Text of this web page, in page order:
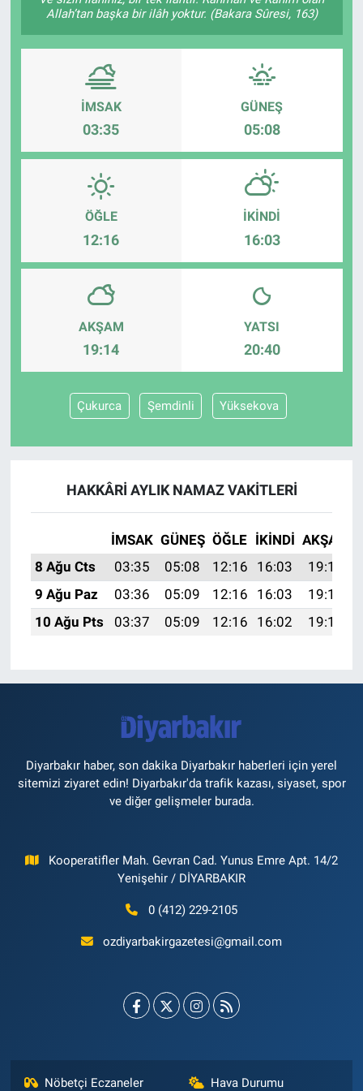
Allah’tan başka bir ilâh yoktur. (Bakara Sûresi, 163)
İMSAK
03:35
GÜNEŞ
05:08
ÖĞLE
12:16
İKINDI
16:03
AKŞAM
19:14
YATSI
20:40
Çukurca Şemdinli Yüksekova
HAKKÂRI AYLIK NAMAZ VAKITLERI
İMSAK GÜNEŞ ÖĞLE İKINDI AKŞAM
8 Ağu Cts
03:35 05:08 12:16 16:03 19:14
9 Ağu Paz
03:36 05:09 12:16 16:03 19:13
10 Ağu Pts
03:37 05:09 12:16 16:02 19:12
Diyarbakır haber, son dakika Diyarbakır haberleri için yerel
sitemizi ziyaret edin! Diyarbakır'da trafik kazası, siyaset, spor
ve diğer gelişmeler burada.
Kooperatifler Mah. Gevran Cad. Yunus Emre Apt. 14/2
Yenişehir / DİYARBAKIR
0 (412) 229-2105
ozdiyarbakirgazetesi@gmail.com
Nöbetçi Eczaneler Hava Durumu
ÖZEL HABER
POLİTİKA
SAĞLIK
TEKNOLOJİ